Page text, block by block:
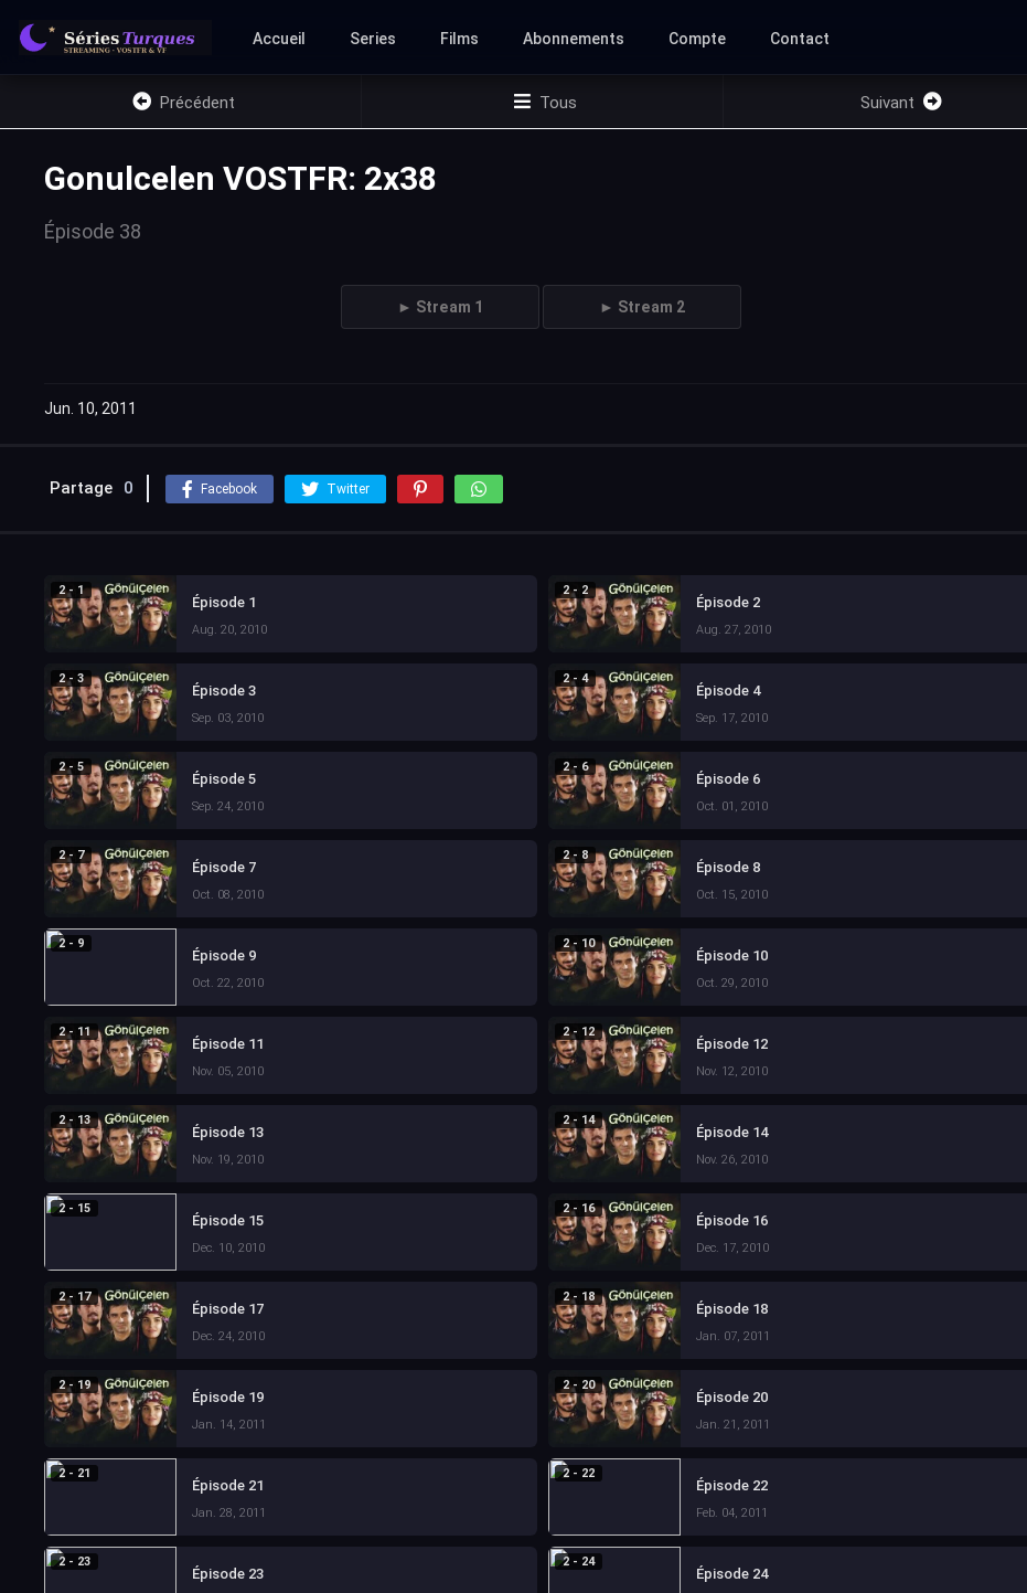
Accueil Series Films Abonnements Compte Contact
Précédent Tous Suivant
Gonulcelen VOSTFR: 2x38
Épisode 38
► Stream 1 ► Stream 2
Jun. 10, 2011
Partage 0 Facebook Twitter
2 - 1
Épisode 1
Aug. 20, 2010
2 - 2
Épisode 2
Aug. 27, 2010
2 - 3
Épisode 3
Sep. 03, 2010
2 - 4
Épisode 4
Sep. 17, 2010
2 - 5
Épisode 5
Sep. 24, 2010
2 - 6
Épisode 6
Oct. 01, 2010
2 - 7
Épisode 7
Oct. 08, 2010
2 - 8
Épisode 8
Oct. 15, 2010
2 - 9
Épisode 9
Oct. 22, 2010
2 - 10
Épisode 10
Oct. 29, 2010
2 - 11
Épisode 11
Nov. 05, 2010
2 - 12
Épisode 12
Nov. 12, 2010
2 - 13
Épisode 13
Nov. 19, 2010
2 - 14
Épisode 14
Nov. 26, 2010
2 - 15
Épisode 15
Dec. 10, 2010
2 - 16
Épisode 16
Dec. 17, 2010
2 - 17
Épisode 17
Dec. 24, 2010
2 - 18
Épisode 18
Jan. 07, 2011
2 - 19
Épisode 19
Jan. 14, 2011
2 - 20
Épisode 20
Jan. 21, 2011
2 - 21
Épisode 21
Jan. 28, 2011
2 - 22
Épisode 22
Feb. 04, 2011
2 - 23
Épisode 23
2 - 24
Épisode 24